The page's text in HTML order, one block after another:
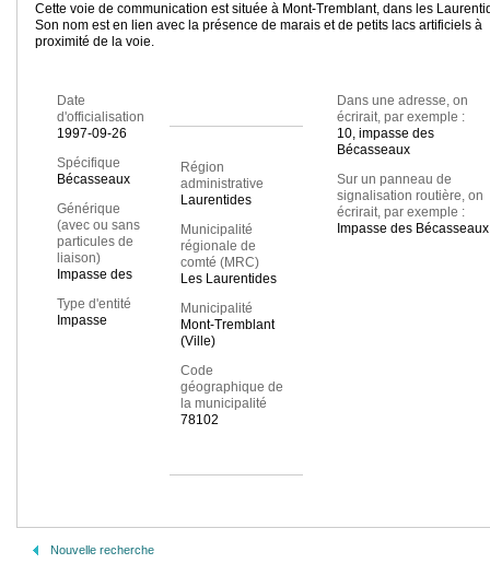
Cette voie de communication est située à Mont-Tremblant, dans les
Son nom est en lien avec la présence de marais et de petits lacs artificiels à
proximité de la voie.
Date
d'officialisation
1997-09-26
Spécifique
Bécasseaux
Générique
(avec ou sans
particules de
liaison)
Impasse des
Type d'entité
Impasse
Région
administrative
Laurentides
Municipalité
régionale de
comté (MRC)
Les Laurentides
Municipalité
Mont-Tremblant
(Ville)
Code
géographique de
la municipalité
78102
Dans une adresse, on
écrirait, par exemple :
10, impasse des
Bécasseaux
Sur un panneau de
signalisation routière, on
écrirait, par exemple :
Impasse des Bécasseaux
Nouvelle recherche